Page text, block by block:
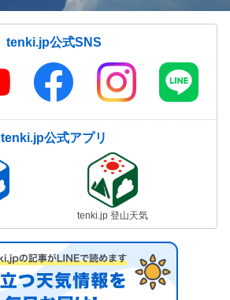
tenki.jp公式SNS
tenki.jp公式アプリ
tenki.jp 登山天気